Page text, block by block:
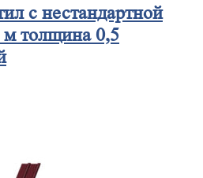
с нестандартной
толщина 0,5